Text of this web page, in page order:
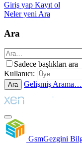
Giriş yap Kayıt ol
Neler yeni Ara
Ara
Sadece başlıkları ara
Kullanıcı:
Ara Gelişmiş Arama…
GsmGezgini